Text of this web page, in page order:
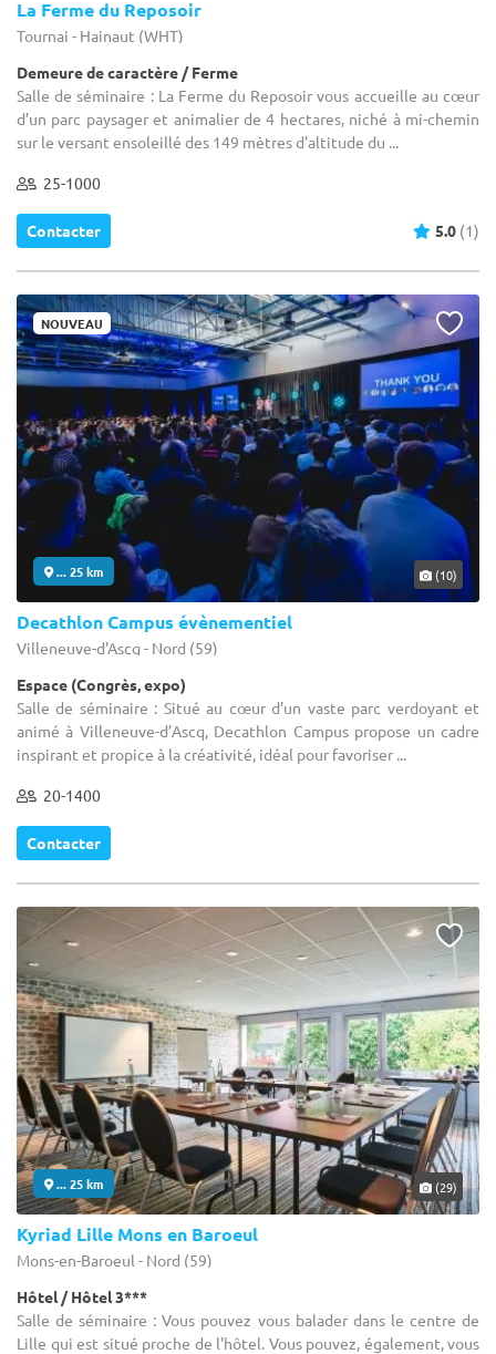
La Ferme du Reposoir
Tournai - Hainaut (WHT)
Demeure de caractère / Ferme
Salle de séminaire : La Ferme du Reposoir vous accueille au cœur
d’un parc paysager et animalier de 4 hectares, niché à mi-chemin
sur le versant ensoleillé des 149 mètres d'altitude du ...
25-1000
Contacter 5.0 (1)
NOUVEAU
... 25 km (10)
Decathlon Campus évènementiel
Villeneuve-d'Ascq - Nord (59)
Espace (Congrès, expo)
Salle de séminaire : Situé au cœur d’un vaste parc verdoyant et
animé à Villeneuve-d’Ascq, Decathlon Campus propose un cadre
inspirant et propice à la créativité, idéal pour favoriser ...
20-1400
Contacter
... 25 km (29)
Kyriad Lille Mons en Baroeul
Mons-en-Baroeul - Nord (59)
Hôtel / Hôtel 3***
Salle de séminaire : Vous pouvez vous balader dans le centre de
Lille qui est situé proche de l'hôtel. Vous pouvez, également, vous